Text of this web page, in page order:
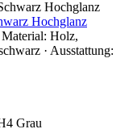
Hochglanz
Material: Holz,
· Ausstattung: